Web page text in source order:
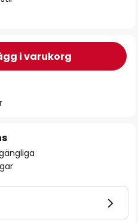
i varukorg